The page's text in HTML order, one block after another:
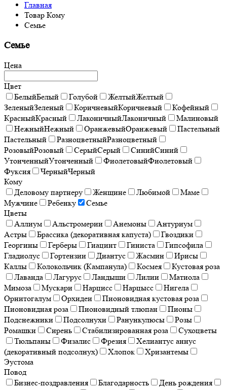
Главная
Товар Кому
Семье
Семье
Цена
Цвет
БелыйБелый Голубой ЖелтыйЖелтый
ЗеленыйЗеленый КоричневыйКоричневый
Кофейный
КрасныйКрасный ЛаконичныйЛаконичный
Малиновый
НежныйНежный ОранжевыйОранжевый
Пастельный
Пастельный
РазноцветныйРазноцветный
РозовыйРозовый СерыйСерый СинийСиний
УтонченныйУтонченный ФиолетовыйФиолетовый
Фуксия
ЧерныйЧерный
Кому
Деловому партнеру
Женщине Любимой
Маме
Мужчине
Ребенку
Семье
Цветы
Аллиум
Альстромерии Анемоны
Антуриум
Астры
Брассика (декоративная капуста)
Гвоздики
Георгины
Герберы Гиацинт Гиниста
Гипсофила
Гладиолус
Гортензии Диантус Жасмин
Ирисы
Каллы
Колокольчик (Кампанула) Космея
Кустовая роза
Лаванда
Лагурус Ландыши Лилии
Матиола
Мимоза
Мускари Нарцисс Нарцысс
Нигела
Орнитогалум
Орхидеи
Пионовидная кустовая роза
Пионовидная роза
Пионовидный тлюпан
Пионы
Подснежники
Подсолнухи Ранункулюсы
Розы
Ромашки
Сирень Стабилизированная роза
Сухоцветы
Тюльпаны
Физалис Фрезия
Хелиантус аннус
(декоративный подсолнух)
Хлопок
Хризантемы
Эустома
Повод
Бизнес-поздравления
Благодарность
День рождения